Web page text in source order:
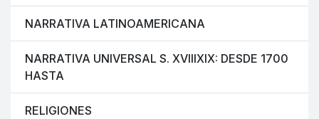
NARRATIVA LATINOAMERICANA
NARRATIVA UNIVERSAL S. XVIIIXIX: DESDE 1700
HASTA
RELIGIONES